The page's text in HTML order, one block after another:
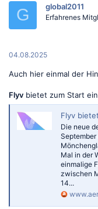
o
:
G global2011
Erfahrenes
04.08.2025
Auch hier einmal der
Flyv bietet zum Start
Flyv bietet
Die neue
Mal in der
einmalige
zwischen
14...